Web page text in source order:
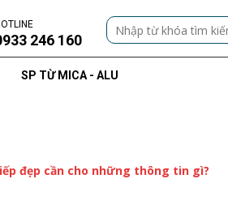
246 160
SP TỪ MICA - ALU
đẹp cần cho những thông tin gì?